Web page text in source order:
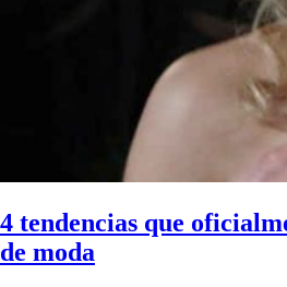
4 tendencias que
de moda